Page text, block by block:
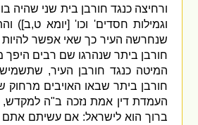
ורחיצה כנגד חורבן בית שני שהיה
וגמילות חסדים' וכו' [יומא ט,ב])
שנחרשה העיר כך שאי אפשר
חורבן ביתר שנהרגו שם רבים
המיטה כנגד חורבן העיר, שתשמיש
חורבן ביתר שבאו האויבים מרחוק
העמדת דין אמת נזכה ב"ה למקדש
ברוך הוא לישראל: אם עשיתם אתם